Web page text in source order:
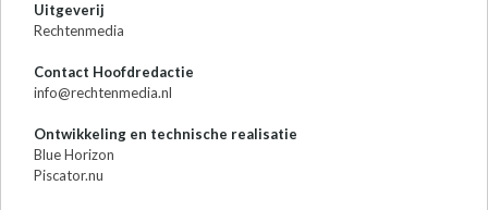
Uitgeverij
Rechtenmedia
Contact Hoofdredactie
info@rechtenmedia.nl
Ontwikkeling en technische realisatie
Blue Horizon
Piscator.nu